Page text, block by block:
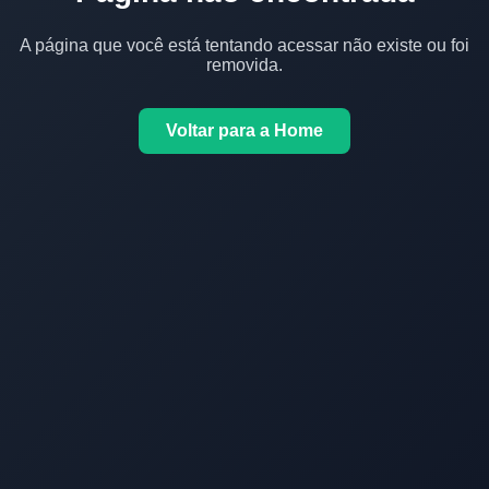
A página que você está tentando acessar não existe ou foi
removida.
Voltar para a Home